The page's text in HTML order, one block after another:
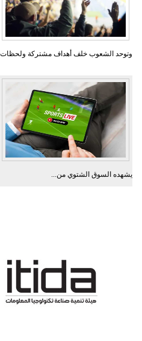
وتوحد الشعوب خلف أهداف مشتركة
يشهده السوق الشتوي من...